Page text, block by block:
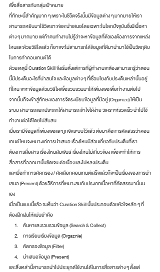
เพื่อสื่อสารกับกลุ่มเป้าหมาย
ที่ทักษะนี้สำคัญมาก ๆ เพราะในชีวิตจริงนั้นมีข้อมูลต่าง ๆ มากมายให้เรา
สามารถหยิบมาใช้วิเคราะห์และนำเสนอโดยเฉพาะในโลกปัจจุบันซึ่งมีเนื้อหา
ต่าง ๆ มากมาย แต่ถ้าคนทำงานไม่รู้ว่าจะหาข้อมูลที่ตัวเองต้องการจากแหล่ง
ไหนและด้วยวิธีใดแล้ว ก็อาจจะไม่สามารถได้ข้อมูลที่ดีมานำมาใช้เป็นวัตถุดิบ
ในการทำคอนเทนต์ได้
ด้วยเหตุนี้ Curation Skill จึงเริ่มตั้งแต่การที่ผู้ทำงานจะต้องสามารถรู้ว่าตอน
นี้มีประเด็นอะไรที่น่าสนใจ และข้อมูลต่าง ๆ ที่เชื่อมโยงกับประเด็นเหล่านั้นอยู่
ที่ไหน จะหาข้อมูลด้วยวิธีใดเพื่อรวบรวมมาให้เพียงพอเพื่อทำงานต่อไป
จากนั้นก็จะเข้าสู่ทักษะของการจัดระเบียบข้อมูลที่มีอยู่ (Organize) ให้เป็น
ระบบ สามารถแยกประเภทให้สามารถเข้าใจได้ง่าย วิเคราะห์รวดเร็ว นำไปใช้
ทำงานต่อได้โดยไม่สับสน
เมื่อเรามีข้อมูลที่เพียงพอและถูกจัดระบบไว้แล้ว ต่อมาคือการคัดสรรว่าคอน
เทนต์ไหนจะเหมาะแก่การนำเสนอ เรื่องไหนมีส่วนเกี่ยวกับประเด็นที่เรา
ต้องการสื่อสาร เรื่องไหนสัมพันธ์ เรื่องไหนไม่เกี่ยวข้อง เพื่อจะทำให้การ
สื่อสารที่ออกมานั้นชัดเจน ต่อเนื่อง และไม่หลงประเด็น
และเมื่อทำการคัดกรอง / คัดเลือกคอนเทนต์เสร็จแล้วก็จะเป็นเรื่องของการนำ
เสนอ (Present) ด้วยวิธีการที่เหมาะสมกับประเภทเนื้อหาที่คัดสรรมานั่นน
เอง
เมื่อเป็นแบบนี้แล้ว จะเห็นว่า Curation Skill นั้นประกอบด้วยหัวใจหลัก ๆ ที่
ต้องฝึกฝนให้แม่นยำคือ
ค้นหาและรวบรวมข้อมูล (Search & Collect)
การเรียบเรียงข้อมูล (Orgaznie)
คัดกรองข้อมูล (Filter)
นำเสนอข้อมูล (Present)
และสิ่งเหล่านี้สามารถนำไปประยุกต์ใช้งานได้ในการสื่อสารต่าง ๆ ตั้งแต่